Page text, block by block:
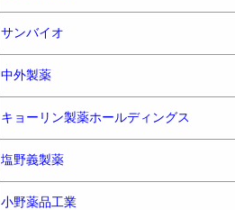
サンバイオ
中外製薬
キョーリン製薬ホールディングス
塩野義製薬
小野薬品工業